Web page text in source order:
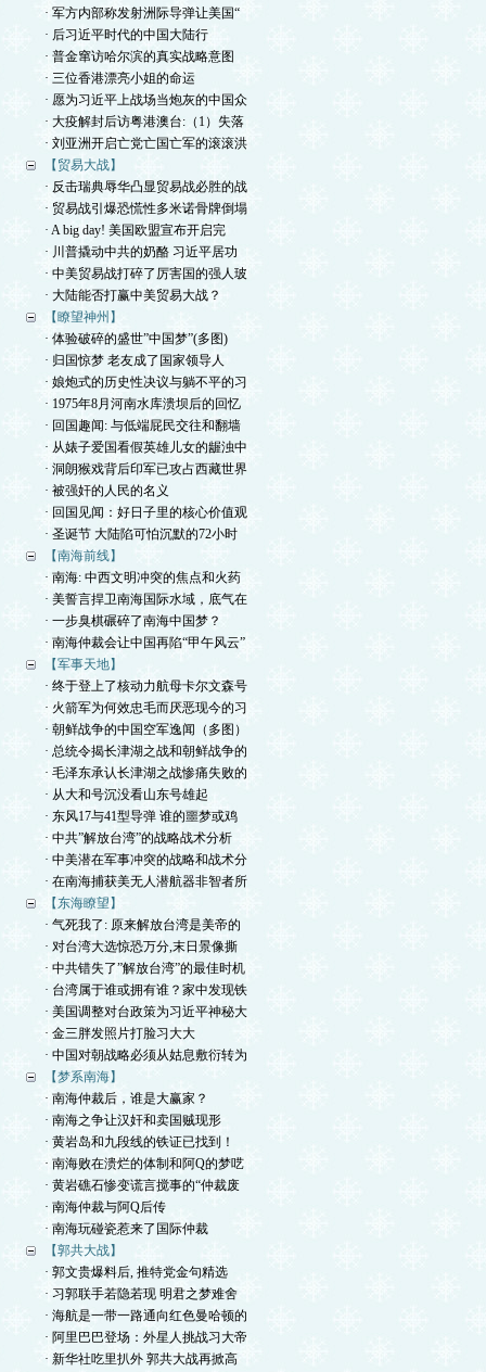
· 军方内部称发射洲际导弹让美国“
· 后习近平时代的中国大陆行
· 普金窜访哈尔滨的真实战略意图
· 三位香港漂亮小姐的命运
· 愿为习近平上战场当炮灰的中国众
· 大疫解封后访粤港澳台:（1）失落
· 刘亚洲开启亡党亡国亡军的滚滚洪
【贸易大战】
· 反击瑞典辱华凸显贸易战必胜的战
· 贸易战引爆恐慌性多米诺骨牌倒塌
· A big day! 美国欧盟宣布开启完
· 川普撬动中共的奶酪 习近平居功
· 中美贸易战打碎了厉害国的强人玻
· 大陆能否打赢中美贸易大战？
【瞭望神州】
· 体验破碎的盛世”中国梦”(多图)
· 归国惊梦 老友成了国家领导人
· 娘炮式的历史性决议与躺不平的习
· 1975年8月河南水库溃坝后的回忆
· 回国趣闻: 与低端屁民交往和翻墙
· 从婊子爱国看假英雄儿女的龌浊中
· 洞朗猴戏背后印军已攻占西藏世界
· 被强奸的人民的名义
· 回国见闻：好日子里的核心价值观
· 圣诞节 大陆陷可怕沉默的72小时
【南海前线】
· 南海: 中西文明冲突的焦点和火药
· 美誓言捍卫南海国际水域，底气在
· 一步臭棋碾碎了南海中国梦？
· 南海仲裁会让中国再陷“甲午风云”
【军事天地】
· 终于登上了核动力航母卡尔文森号
· 火箭军为何效忠毛而厌恶现今的习
· 朝鲜战争的中国空军逸闻（多图）
· 总统令揭长津湖之战和朝鲜战争的
· 毛泽东承认长津湖之战惨痛失败的
· 从大和号沉没看山东号雄起
· 东风17与41型导弹 谁的噩梦或鸡
· 中共”解放台湾”的战略战术分析
· 中美潜在军事冲突的战略和战术分
· 在南海捕获美无人潜航器非智者所
【东海瞭望】
· 气死我了: 原来解放台湾是美帝的
· 对台湾大选惊恐万分,末日景像撕
· 中共错失了”解放台湾”的最佳时机
· 台湾属于谁或拥有谁？家中发现铁
· 美国调整对台政策为习近平神秘大
· 金三胖发照片打脸习大大
· 中国对朝战略必须从姑息敷衍转为
【梦系南海】
· 南海仲裁后，谁是大赢家？
· 南海之争让汉奸和卖国贼现形
· 黄岩岛和九段线的铁证已找到！
· 南海败在溃烂的体制和阿Q的梦呓
· 黄岩礁石惨变谎言搅事的“仲裁废
· 南海仲裁与阿Q后传
· 南海玩碰瓷惹来了国际仲裁
【郭共大战】
· 郭文贵爆料后, 推特党金句精选
· 习郭联手若隐若现 明君之梦难舍
· 海航是一带一路通向红色曼哈顿的
· 阿里巴巴登场：外星人挑战习大帝
· 新华社吃里扒外 郭共大战再掀高